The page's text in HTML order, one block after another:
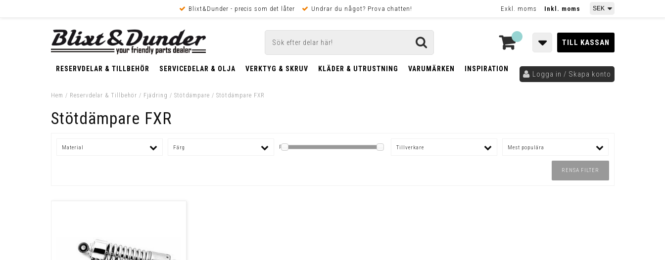
Blixt&Dunder - precis som det låter Undrar du något? Prova chatten! Exkl. moms Inkl. moms
TILL KASSAN
RESERVDELAR & TILLBEHÖR SERVICEDELAR & OLJA VERKTYG & SKRUV KLÄDER & UTRUSTNING VARUMÄRKEN INSPIRATION
Logga in / Skapa konto
Hem / Reservdelar & Tillbehör / Fjädring / Stötdämpare / Stötdämpare FXR
Stötdämpare FXR
Mest populära
Material Färg Pris Tillverkare
RENSA FILTER